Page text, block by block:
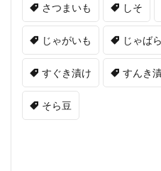
さつまいも しそ
じゃがいも じゃばら
すぐき漬け すんき
そら豆